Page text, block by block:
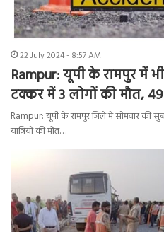
22 July 2024 - 8:57 AM
Rampur: यूपी के रामपुर में
टक्कर में 3 लोगों की मौत,
Rampur: यूपी के रामपुर जिले में सोमवार की
यात्रियों की मौत…